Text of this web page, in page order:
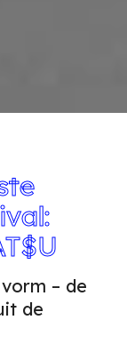
– de
de